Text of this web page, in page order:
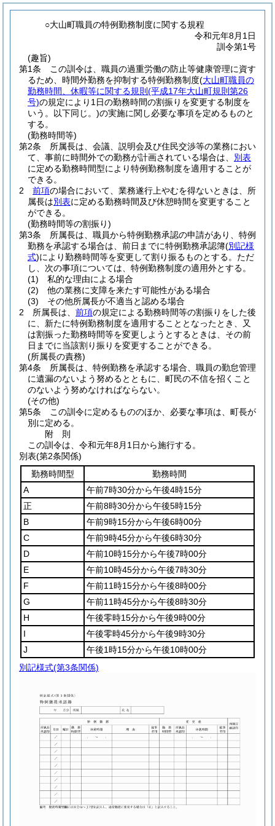
○大山町職員の特例勤務制度に関する規程
令和元年8月1日
訓令第1号
(趣旨)
第1条
この訓令は、職員の過重労働の防止等健康管理に資す
るため、時間外勤務を抑制する特例勤務制度(大山町職員の
勤務時間、休暇等に関する規則 (平成17年大山町規則第26
号)の規定により1日の勤務時間の割振りを変更する制度を
いう。以下同じ。)の実施に関し必要な事項を定めるものと
する。
(勤務時間等)
第2条
所属長は、会議、説明会及び住民交渉等の業務におい
て、事前に時間外での勤務が計画されている場合は、 別表
に定める勤務時間型により特例勤務制度を適用することが
できる。
2
前項の場合において、業務遂行上やむを得ないときは、所
属長は別表に定める勤務時間及び休憩時間を変更すること
ができる。
(勤務時間等の割振り)
第3条
所属長は、職員から特例勤務承認の申請があり、特例
勤務を承認する場合は、前日までに特例勤務承認簿(別記様
式)により勤務時間等を変更して割り振るものとする。 ただ
し、次の事項については、特例勤務制度の適用外とする。
(1)
私的な理由による場合
(2)
他の業務に支障を来たす可能性がある場合
(3)
その他所属長が不適当と認める場合
2
所属長は、 前項の規定による勤務時間等の割振りをした後
に、新たに特例勤務制度を適用することとなったとき、又
は割振った勤務時間等を変更しようとするときは、その前
日までに当該割り振りを変更することができる。
(所属長の責務)
第4条
所属長は、特例勤務を承認する場合、職員の勤怠管理
に遺漏のないよう努めるとともに、町民の不信を招くこと
のないよう努めなければならない。
(その他)
第5条
この訓令に定めるもののほか、必要な事項は、町長が
別に定める。
附 則
この訓令は、令和元年8月1日から施行する。
別表(第2条関係)
勤務時間型
勤務時間
A
午前7時30分から午後4時15分
正
午前8時30分から午後5時15分
B
午前9時15分から午後6時00分
C
午前9時45分から午後6時30分
D
午前10時15分から午後7時00分
E
午前10時45分から午後7時30分
F
午前11時15分から午後8時00分
G
午前11時45分から午後8時30分
H
午後零時15分から午後9時00分
I
午後零時45分から午後9時30分
J
午後1時15分から午後10時00分
別記様式(第3条関係)